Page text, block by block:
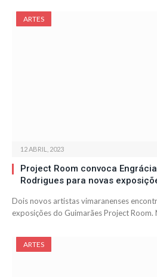
ARTES
12 ABRIL, 2023
Project Room convoca
Rodrigues para novas
Dois novos artistas vimaranenses
exposições do Guimarães Project Room.
ARTES